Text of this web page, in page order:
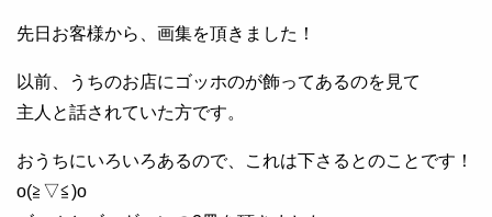
先日お客様から、画集を頂きました！
以前、うちのお店にゴッホのが飾ってあるのを見て
主人と話されていた方です。
おうちにいろいろあるので、これは下さるとのことです！
o(≧▽≦)o